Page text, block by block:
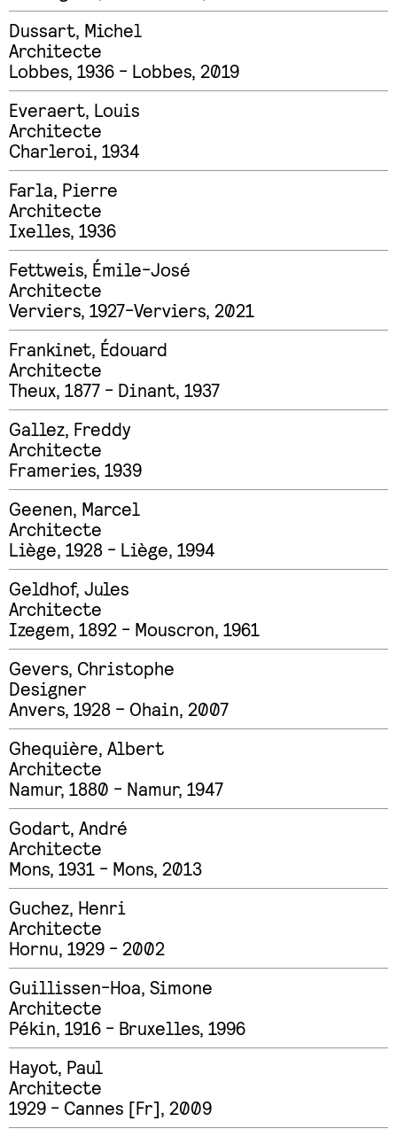
Dussart, Michel
Architecte
Lobbes, 1936 - Lobbes, 2019
Everaert, Louis
Architecte
Charleroi, 1934
Farla, Pierre
Architecte
Ixelles, 1936
Fettweis, Émile-José
Architecte
Verviers, 1927-Verviers, 2021
Frankinet, Édouard
Architecte
Theux, 1877 - Dinant, 1937
Gallez, Freddy
Architecte
Frameries, 1939
Geenen, Marcel
Architecte
Liège, 1928 - Liège, 1994
Geldhof, Jules
Architecte
Izegem, 1892 - Mouscron, 1961
Gevers, Christophe
Designer
Anvers, 1928 – Ohain, 2007
Ghequière, Albert
Architecte
Namur, 1880 - Namur, 1947
Godart, André
Architecte
Mons, 1931 - Mons, 2013
Guchez, Henri
Architecte
Hornu, 1929 - 2002
Guillissen-Hoa, Simone
Architecte
Pékin, 1916 - Bruxelles, 1996
Hayot, Paul
Architecte
1929 - Cannes [Fr], 2009